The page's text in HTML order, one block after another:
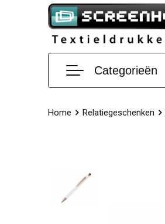
Categorieën
Home Relatiegeschenken